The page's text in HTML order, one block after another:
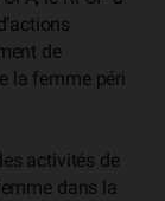
de
la femme péri
activités de
dans la